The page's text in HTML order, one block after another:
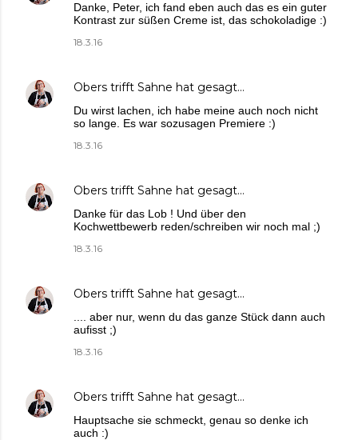
Danke, Peter, ich fand eben auch das es ein guter
Kontrast zur süßen Creme ist, das schokoladige :)
18.3.16
Obers trifft Sahne hat gesagt…
Du wirst lachen, ich habe meine auch noch nicht
so lange. Es war sozusagen Premiere :)
18.3.16
Obers trifft Sahne hat gesagt…
Danke für das Lob ! Und über den
Kochwettbewerb reden/schreiben wir noch mal ;)
18.3.16
Obers trifft Sahne hat gesagt…
.... aber nur, wenn du das ganze Stück dann auch
aufisst ;)
18.3.16
Obers trifft Sahne hat gesagt…
Hauptsache sie schmeckt, genau so denke ich
auch :)